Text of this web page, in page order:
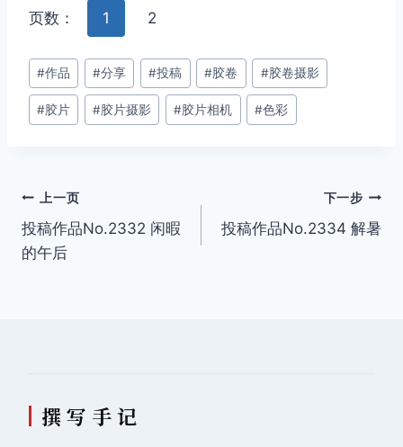
页数： 1 2
文
章
标
#作品 #分享 #投稿 #胶卷 #胶卷摄影
#胶片 #胶片摄影 #胶片相机 #色彩
文
章
上一页
投稿作品No.2332 闲暇
的午后
下一步
投稿作品No.2334 解暑
撰 写 手 记